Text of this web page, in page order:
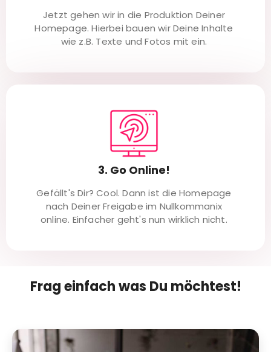
Jetzt gehen wir in die Produktion Deiner
Homepage. Hierbei bauen wir Deine Inhalte
wie z.B. Texte und Fotos mit ein.
3. Go Online!
Gefällt's Dir? Cool. Dann ist die Homepage
nach Deiner Freigabe im Nullkommanix
online. Einfacher geht's nun wirklich nicht.
Frag einfach was Du möchtest!